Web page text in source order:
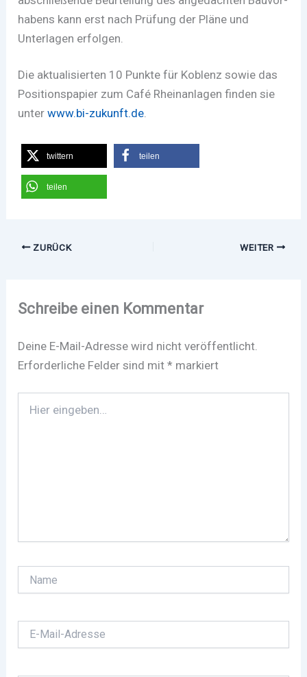
habens kann erst nach Prüfung der Pläne und
Unterlagen erfolgen.
Die aktualisierten 10 Punkte für Koblenz sowie das
Positionspapier zum Café Rheinanlagen finden sie
unterwww.bi-zukunft.de.
twittern teilen
teilen
ZURÜCK WEITER
Schreibe einen Kommentar
Deine E-Mail-Adresse wird nicht veröffentlicht.
Erforderliche Felder sind mit* markiert
eingeben…
Mail-